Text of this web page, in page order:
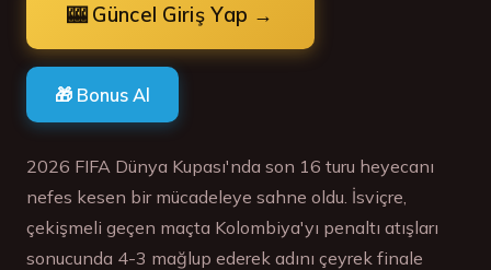
🎰 Güncel Giriş Yap →
🎁 Bonus Al
2026 FIFA Dünya Kupası'nda son 16 turu heyecanı
nefes kesen bir mücadeleye sahne oldu. İsviçre,
çekişmeli geçen maçta Kolombiya'yı penaltı atışları
sonucunda 4-3 mağlup ederek adını çeyrek finale